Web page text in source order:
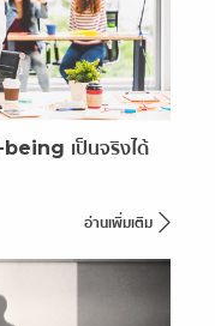
เป็นจริงได้
อ่านเพิ่มเติม